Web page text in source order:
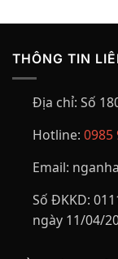
THÔNG TIN
Địa chỉ: Số
Hotline: 0985
Email:
Số ĐKKD:
ngày 11/04/